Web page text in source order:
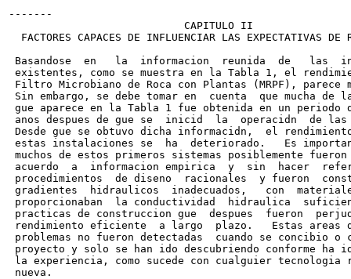
-------
                            CAPITULO II
FACTORES CAPACES DE INFLUENCIAR LAS EXPECTATIVAS DE
Basandose  en   la  informacion  reunida  de   las
existentes, como se muestra en la Tabla 1, el
Filtro Microbiano de Roca con Plantas (MRPF), parece
Sin embargo, se debe tomar en  cuenta  que mucha de
gue aparece en la Tabla 1 fue obtenida en un periodo
anos despues de gue se  inicid  la  operacidn  de
Desde gue se obtuvo dicha informacidn,  el
estas instalaciones se  ha  deteriorado.   Es
muchos de estos primeros sistemas posiblemente fueron
acuerdo  a  informacion empirica  y  sin  hacer
procedimientos  de diseno  racionales  y fueron
gradientes  hidraulicos  inadecuados,   con
proporcionaban  la conductividad  hidraulica
practicas de construccion gue  despues  fueron
rendimiento eficiente  a largo  plazo.   Estas areas
problemas no fueron detectadas  cuando se concibio o
proyecto y solo se han ido descubriendo conforme ha
la experiencia, como sucede con cualguier tecnologia
nueva.